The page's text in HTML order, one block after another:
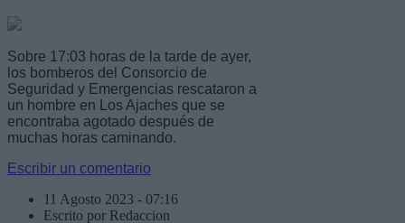
Sobre 17:03 horas de la tarde de ayer,
los bomberos del Consorcio de
Seguridad y Emergencias rescataron a
un hombre en Los Ajaches que se
encontraba agotado después de
muchas horas caminando.
Escribir un comentario
11 Agosto 2023 - 07:16
Escrito por Redaccion